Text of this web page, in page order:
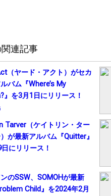
連記事
（ヤード・アクト）がセカ
バム『Where’s My
』を3月1日にリリース！
Tarver（ケイトリン・ター
が最新アルバム『Quitter』
にリリース！
のSSW、SOMOHが最新
Child』を2024年2月